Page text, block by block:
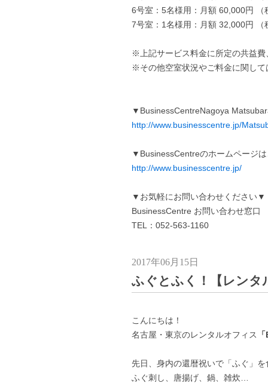
6号室：5名様用：月額 60,000円 （
7号室：1名様用：月額 32,000円 （
※上記サービス料金に所定の共益
※その他空室状況やご料金に関し
▼BusinessCentreNagoya
http://www.businesscentre.jp/
▼BusinessCentreのホームページ
http://www.businesscentre.jp/
▼お気軽にお問い合わせください▼
BusinessCentre お問い合わせ窓口
TEL：052-563-1160
2017年06月15日
ふぐとふく！【レンタ
こんにちは！
名古屋・東京のレンタルオフィス
先日、身内の還暦祝いで「ふぐ」
ふぐ刺し、唐揚げ、鍋、雑炊…